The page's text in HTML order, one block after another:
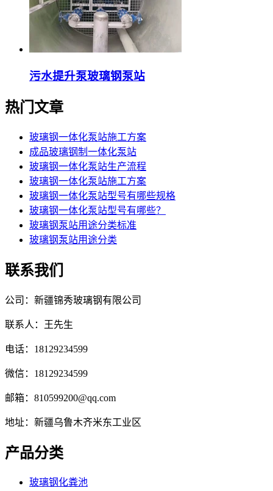
污水提升泵玻璃钢泵站
热门文章
玻璃钢一体化泵站施工方案
成品玻璃钢制一体化泵站
玻璃钢一体化泵站生产流程
玻璃钢一体化泵站施工方案
玻璃钢一体化泵站型号有哪些规格
玻璃钢一体化泵站型号有哪些？
玻璃钢泵站用途分类标准
玻璃钢泵站用途分类
联系我们
公司：新疆锦秀玻璃钢有限公司
联系人：王先生
电话：18129234599
微信：18129234599
邮箱：810599200@qq.com
地址：新疆乌鲁木齐米东工业区
产品分类
玻璃钢化粪池